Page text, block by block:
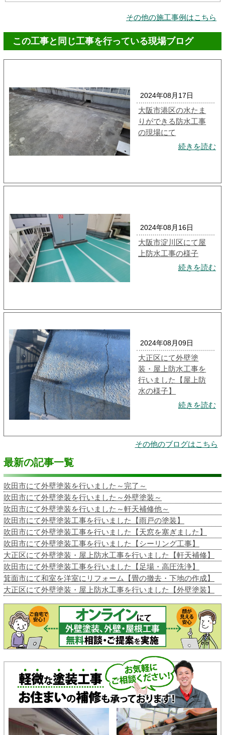
その他の施工事例はこちら
この工事と同じ工事を行っている現場ブログ
2024年08月17日
大阪市港区の水たま
りができる防水工事
の現場にて
続きを読む
2024年08月16日
大阪市淀川区にて屋
上防水工事の様子
続きを読む
2024年08月09日
大正区にて外壁塗
装・屋上防水工事を
行いました【屋上防
水の様子】
続きを読む
その他のブログはこちら
最新の記事一覧
吹田市にて外壁塗装を行いました～完了～
吹田市にて外壁塗装を行いました～外壁塗装～
吹田市にて外壁塗装を行いました～軒天補修他～
吹田市にて外壁塗装工事を行いました【雨戸の塗装】
吹田市にて外壁塗装工事を行いました【天窓を塞ぎました】
吹田市にて外壁塗装工事を行いました【シーリング工事】
大正区にて外壁塗装・屋上防水工事を行いました【軒天補修】
吹田市にて外壁塗装工事を行いました【足場・高圧洗浄】
箕面市にて和室を洋室にリフォーム【畳の撤去・下地の作成】
大正区にて外壁塗装・屋上防水工事を行いました【外壁塗装】